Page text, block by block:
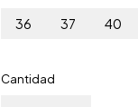
36 37 40
Cantidad